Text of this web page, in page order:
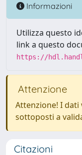
Informazioni
Utilizza questo
link a questo
https://
Attenzione
Attenzione! I dati
sottoposti a
Citazioni